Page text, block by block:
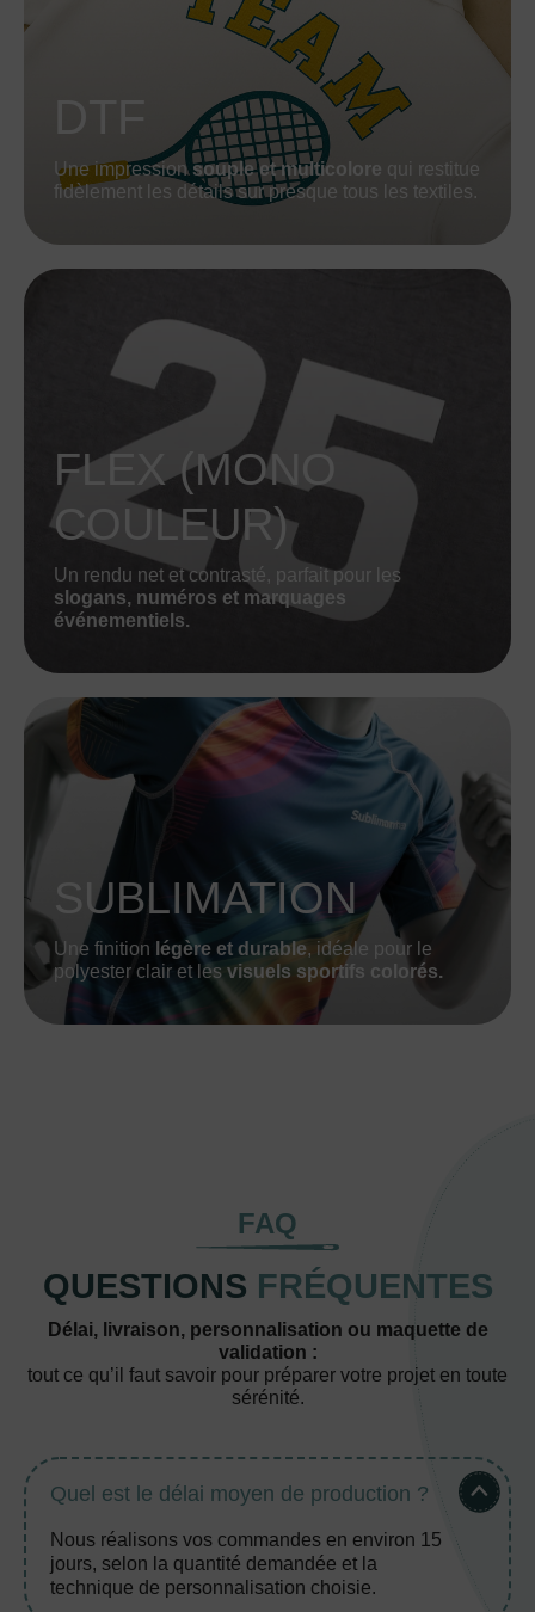
DTF
Une impressionsouple et multicolore qui restitue
fidèlement les détails sur presque tous les textiles.
FLEX (MONO
COULEUR)
Un rendu net et contrasté, parfait pour les
slogans, numéros et marquages
événementiels.
SUBLIMATION
Une finition légère et durable, idéale pour le
polyester clair et les visuels sportifs colorés.
FAQ
QUESTIONS FRÉQUENTES
Délai, livraison, personnalisation ou maquette de
validation :
tout ce qu’il faut savoir pour préparer votre projet en toute
sérénité.
Quel est le délai moyen de production ?
Nous réalisons vos commandes en environ 15
jours, selon la quantité demandée et la
technique de personnalisation choisie.